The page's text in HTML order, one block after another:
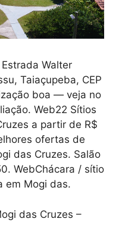
Walter
Taiaçupeba, CEP
boa — veja no
Web22 Sítios
a partir de R$
ofertas de
das Cruzes. Salão
WebChácara / sítio
em Mogi das.